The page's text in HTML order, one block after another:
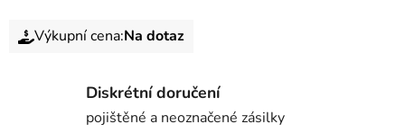
Výkupní cena:Na dotaz
Diskrétní doručení
pojištěné a neoznačené zásilky